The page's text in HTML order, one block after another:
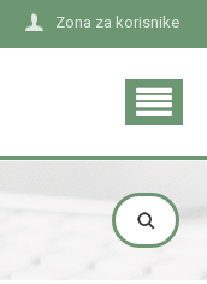
Zona za korisnike